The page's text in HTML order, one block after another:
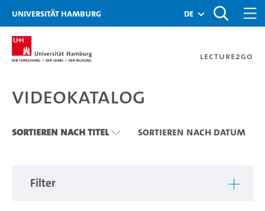
Zu den Filtern
Zur Metanavigation
Zur Hauptnavigation
Zur Suche
Zum Inhalt
Zum Seitenfuss
Universität Hamburg de
Lecture2Go
Videokatalog
Videokatalog
Sortieren nach Titel Sortieren nach Datum
Filter